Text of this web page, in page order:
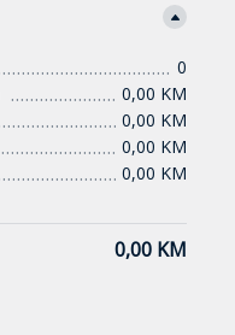
0
0,00 KM
0,00 KM
0,00 KM
0,00 KM
0,00 KM